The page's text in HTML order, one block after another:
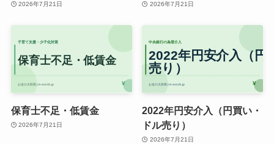
2026年7月21日 2026年7月21日
保育士不足・低賃金
2026年7月21日
2022年円安介入（円買い・
ドル売り）
2026年7月21日